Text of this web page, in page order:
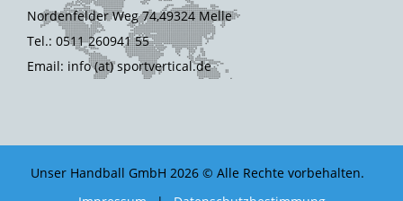
Nordenfelder Weg 74,49324 Melle
Tel.: 0511 260941 55
Email: info (at) sportvertical.de
Unser Handball GmbH 2026 © Alle Rechte vorbehalten.